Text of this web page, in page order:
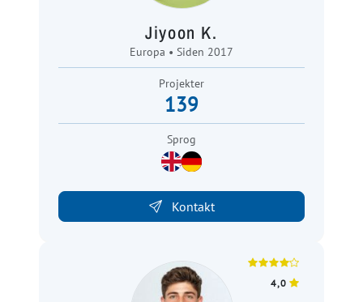
Jiyoon K.
Europa • Siden 2017
Projekter
139
Sprog
Kontakt
4,0